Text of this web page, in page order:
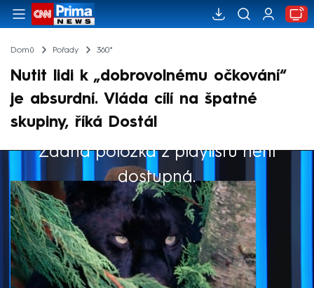
Domů Pořady 360°
Nutit lidi k „dobrovolnému očkování“
je absurdní. Vláda cílí na špatné
skupiny, říká Dostál
Žádná položka z playlistu není
dostupná.
Výběr redakce